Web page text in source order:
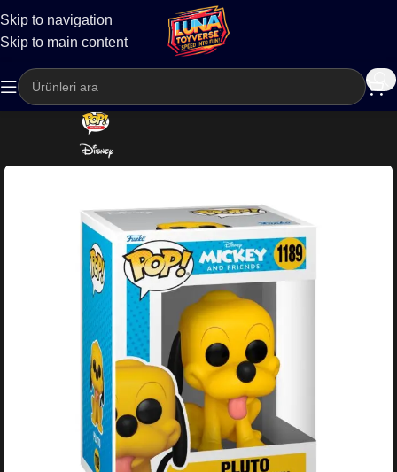
Skip to navigation
Skip to main content
Kargo